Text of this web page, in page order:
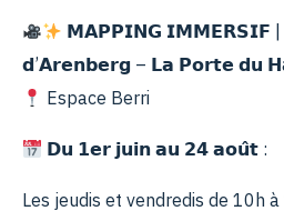
𝗠𝗔𝗣𝗣𝗜𝗡𝗚 𝗜𝗠𝗠𝗘𝗥𝗦𝗜𝗙 |
𝗱’𝗔𝗿𝗲𝗻𝗯𝗲𝗿𝗴 – 𝗟𝗮 𝗣𝗼𝗿𝘁𝗲 𝗱𝘂
Espace Berri
𝗗𝘂 𝟭𝗲𝗿 𝗷𝘂𝗶𝗻 𝗮𝘂 𝟮𝟰 𝗮𝗼𝘂̂𝘁 :
Les jeudis et vendredis de 10h